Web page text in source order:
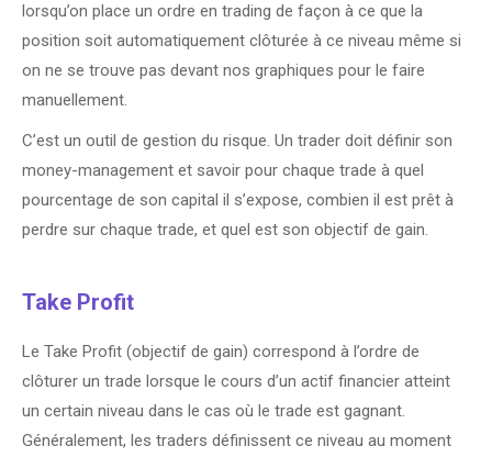
lorsqu’on place un ordre en trading de façon à ce que la
position soit automatiquement clôturée à ce niveau même si
on ne se trouve pas devant nos graphiques pour le faire
manuellement.
C’est un outil de gestion du risque. Un trader doit définir son
money-management et savoir pour chaque trade à quel
pourcentage de son capital il s’expose, combien il est prêt à
perdre sur chaque trade, et quel est son objectif de gain.
Take Profit
Le Take Profit (objectif de gain) correspond à l’ordre de
clôturer un trade lorsque le cours d’un actif financier atteint
un certain niveau dans le cas où le trade est gagnant.
Généralement, les traders définissent ce niveau au moment